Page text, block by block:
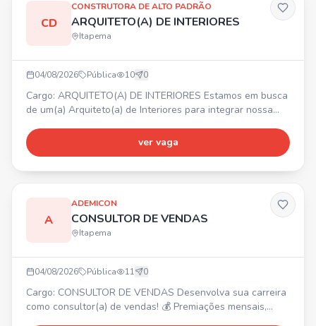
CD
CONSTRUTORA DE ALTO PADRÃO
ARQUITETO(A) DE INTERIORES
Itapema
04/08/2026 Pública 10 0
Cargo: ARQUITETO(A) DE INTERIORES Estamos em busca
de um(a) Arquiteto(a) de Interiores para integrar nossa
desenvolvimento de projetos de interiores, elaboração de
layouts, modelagem 3D, levantamento de medidas,
ver vaga
A
ADEMICON
CONSULTOR DE VENDAS
Itapema
04/08/2026 Pública 11 0
Cargo: CONSULTOR DE VENDAS Desenvolva sua carreira
como consultor(a) de vendas! 💰 Premiações mensais,